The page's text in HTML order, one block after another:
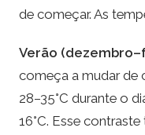
de começar. As
Verão
começa a mudar de
28–35°C durante o
16°C. Esse